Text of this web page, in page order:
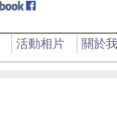
活動相片 關於